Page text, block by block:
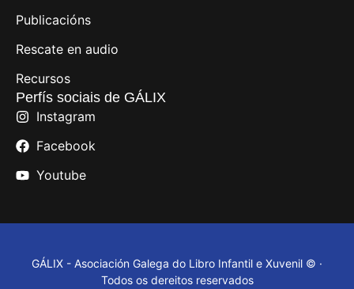
Publicacións
Rescate en audio
Recursos
Perfís sociais de GÁLIX
Instagram
Facebook
Youtube
GÁLIX - Asociación Galega do Libro Infantil e Xuvenil © ·
Todos os dereitos reservados